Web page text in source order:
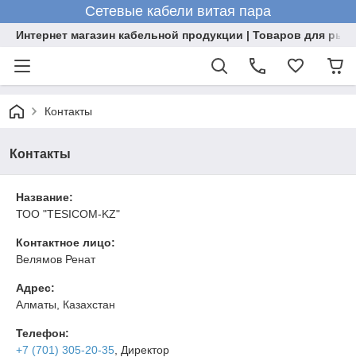
Сетевые кабели витая пара
Интернет магазин кабельной продукции | Товаров для
Контакты
Контакты
Название:
ТОО "TESICOM-KZ"
Контактное лицо:
Велямов Ренат
Адрес:
Алматы, Казахстан
Телефон:
+7 (701) 305-20-35 , Директор